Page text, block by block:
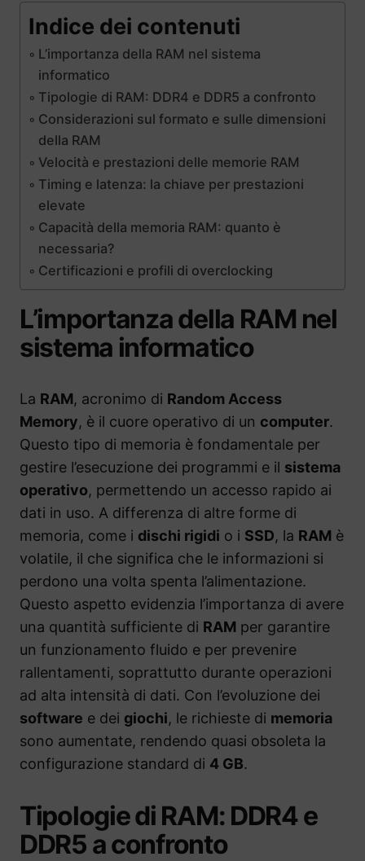
Indice dei contenuti
L’importanza della RAM nel sistema
informatico
Tipologie di RAM: DDR4 e DDR5 a confronto
Considerazioni sul formato e sulle dimensioni
della RAM
Velocità e prestazioni delle memorie RAM
Timing e latenza: la chiave per prestazioni
elevate
Capacità della memoria RAM: quanto è
necessaria?
Certificazioni e profili di overclocking
L’importanza della RAM nel
sistema informatico
La RAM, acronimo di Random Access
Memory, è il cuore operativo di un computer.
Questo tipo di memoria è fondamentale per
gestire l’esecuzione dei programmi e il sistema
operativo, permettendo un accesso rapido ai
dati in uso. A differenza di altre forme di
memoria, come i dischi rigidi o i SSD, la RAM è
volatile, il che significa che le informazioni si
perdono una volta spenta l’alimentazione.
Questo aspetto evidenzia l’importanza di avere
una quantità sufficiente di RAM per garantire
un funzionamento fluido e per prevenire
rallentamenti, soprattutto durante operazioni
ad alta intensità di dati. Con l’evoluzione dei
software e dei giochi, le richieste di memoria
sono aumentate, rendendo quasi obsoleta la
configurazione standard di 4 GB.
Tipologie di RAM: DDR4 e
DDR5 a confronto